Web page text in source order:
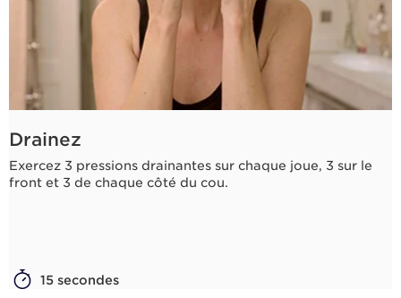
Drainez
Exercez 3 pressions drainantes sur chaque joue, 3 sur le
front et 3 de chaque côté du cou.
15 secondes